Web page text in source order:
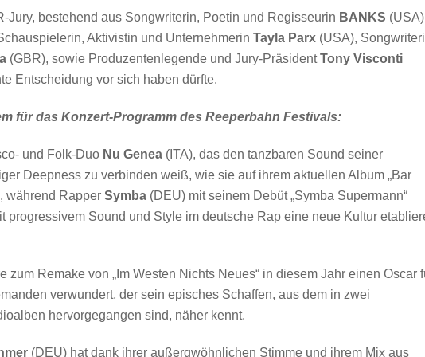
Jury, bestehend aus Songwriterin, Poetin und Regisseurin BANKS
Aktivistin und Unternehmerin Tayla Parx (USA),
(GBR), sowie Produzentenlegende und Jury-PräsidentTony Visconti
Entscheidung vor sich haben dürfte.
für das Konzert-Programm des Reeperbahn Festivals:
und Folk-Duo Nu Genea (ITA), das den tanzbaren Sound seiner
Deepness zu verbinden weiß, wie sie auf ihrem aktuellen Album „Bar
während Rapper Symba (DEU) mit seinem Debüt „Symba Supermann“
progressivem Sound und Style im deutsche Rap eine neue Kultur
zum Remake von „Im Westen Nichts Neues“ in diesem Jahr einen Oscar
verwundert, der sein episches Schaffen, aus dem in zwei
hervorgegangen sind, näher kennt.
(DEU) hat dank ihrer außergwöhnlichen Stimme und ihrem Mix aus